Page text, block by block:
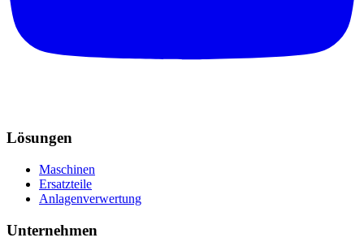
Lösungen
Maschinen
Ersatzteile
Anlagenverwertung
Unternehmen